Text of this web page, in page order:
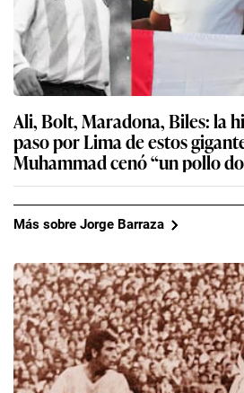
Ali, Bolt, Maradona, Biles: la
paso por Lima de estos
Muhammad cenó “un pollo
Más sobre Jorge Barraza